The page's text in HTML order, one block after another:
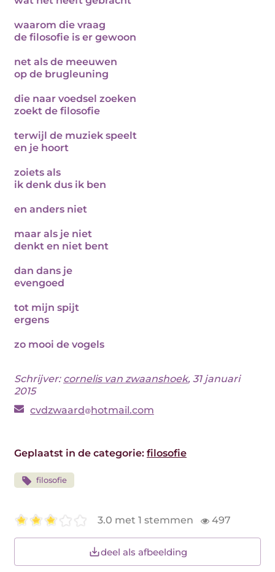
waarom die vraag
de filosofie is er gewoon
net als de meeuwen
op de brugleuning
die naar voedsel zoeken
zoekt de filosofie
terwijl de muziek speelt
en je hoort
zoiets als
ik denk dus ik ben
en anders niet
maar als je niet
denkt en niet bent
dan dans je
evengoed
tot mijn spijt
ergens
zo mooi de vogels
Schrijver: cornelis van zwaanshoek, 31 januari
2015
cvdzwaard hotmail.com
Geplaatst in de categorie: filosofie
filosofie
3.0 met 1 stemmen 497
deel als afbeelding